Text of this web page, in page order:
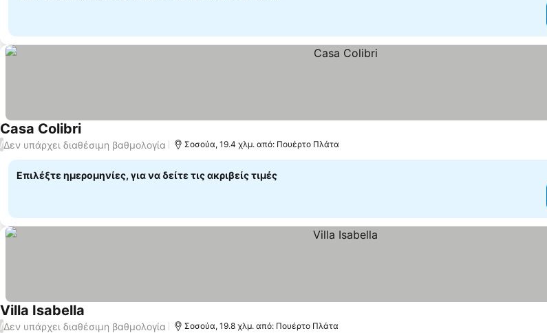
Casa ColibriΕμφάνιση τιμών
/Δεν υπάρχει διαθέσιμη βαθμολογία Σοσούα, 19.4 χλμ. από: Πουέρτο Πλάτα
Επιλέξτε ημερομηνίες, για να δείτε τις ακριβείς τιμές
Villa Isabella
/Δεν υπάρχει διαθέσιμη βαθμολογία Σοσούα, 19.8 χλμ. από: Πουέρτο Πλάτα